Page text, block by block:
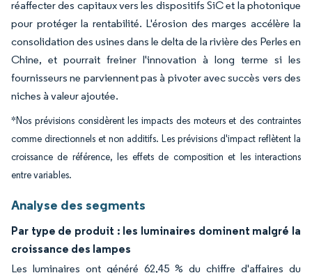
réaffecter des capitaux vers les dispositifs SiC et la photonique
pour protéger la rentabilité. L'érosion des marges accélère la
consolidation des usines dans le delta de la rivière des Perles en
Chine, et pourrait freiner l'innovation à long terme si les
fournisseurs ne parviennent pas à pivoter avec succès vers des
niches à valeur ajoutée.
*Nos prévisions considèrent les impacts des moteurs et des contraintes
comme directionnels et non additifs. Les prévisions d'impact reflètent la
croissance de référence, les effets de composition et les interactions
entre variables.
Analyse des segments
Par type de produit : les luminaires dominent malgré la
croissance des lampes
Les luminaires ont généré 62,45 % du chiffre d'affaires du